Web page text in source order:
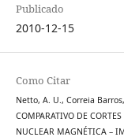
Publicado
2010-12-15
Como Citar
Netto, A. U., Correia
COMPARATIVO DE
NUCLEAR MAGNÉTICA –